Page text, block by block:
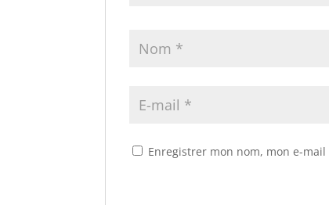
Enregistrer mon nom, mon e-